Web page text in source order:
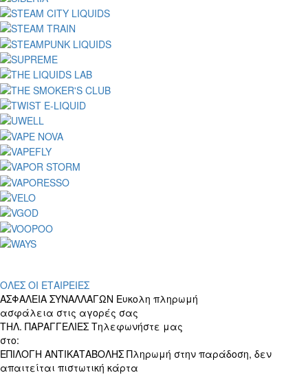
ΟΛΕΣ ΟΙ ΕΤΑΙΡΕΙΕΣ
ΑΣΦΑΛΕΙΑ ΣΥΝΑΛΛΑΓΩΝ Ευκολη πληρωμή
ασφάλεια στις αγορές σας
ΤΗΛ. ΠΑΡΑΓΓΕΛΙΕΣ Τηλεφωνήστε μας
στο:
ΕΠΙΛΟΓΗ ΑΝΤΙΚΑΤΑΒΟΛΗΣ Πληρωμή στην παράδοση, δεν
απαιτείται πιστωτική κάρτα